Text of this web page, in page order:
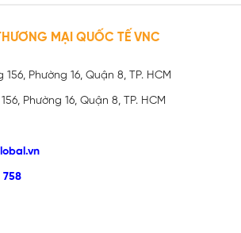
MẠI QUỐC TẾ VNC
Phường 16, Quận 8, TP. HCM
Phường 16, Quận 8, TP. HCM
758